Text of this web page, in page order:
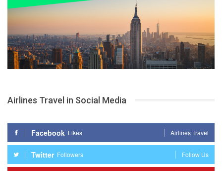
Airlines Travel in Social Media
Facebook Likes Airlines Travel
Twitter Followers Follow Us